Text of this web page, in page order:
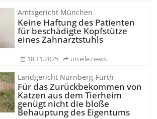
Amtsgericht München
Keine Haftung des Patienten
für beschädigte Kopfstütze
eines Zahnarztstuhls
18.11.2025 urteile.news
Landgericht Nürnberg-Fürth
Für das Zurückbekommen von
Katzen aus dem Tierheim
genügt nicht die bloße
Behauptung des Eigentums